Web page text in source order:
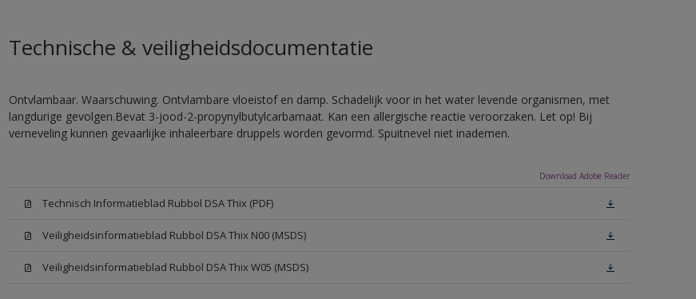
Technische & veiligheidsdocumentatie
Ontvlambaar. Waarschuwing. Ontvlambare vloeistof en damp. Schadelijk voor in het water levende organismen, met
langdurige gevolgen.Bevat 3-jood-2-propynylbutylcarbamaat. Kan een allergische reactie veroorzaken. Let op! Bij
verneveling kunnen gevaarlijke inhaleerbare druppels worden gevormd. Spuitnevel niet inademen.
Download Adobe Reader
Technisch Informatieblad Rubbol DSA Thix (PDF)
Veiligheidsinformatieblad Rubbol DSA Thix N00 (MSDS)
Veiligheidsinformatieblad Rubbol DSA Thix W05 (MSDS)